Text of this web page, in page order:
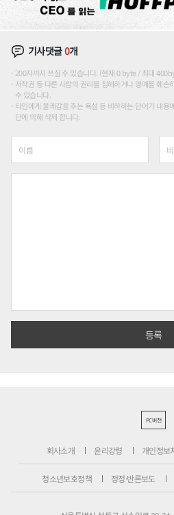
기사댓글0개
200자까지 쓰실 수 있습니다. (현재 0 byte / 최대
저작권 등 다른 사람의 권리를 침해하거나 명예를 훼손
수 있습니다.
타인에게 불쾌감을 주는 욕설 등 비하하는 단어가 내
단에 의해 삭제 합니다.
PC버전
회사소개 윤리강령 개인정보
청소년보호정책 정정·반론보도